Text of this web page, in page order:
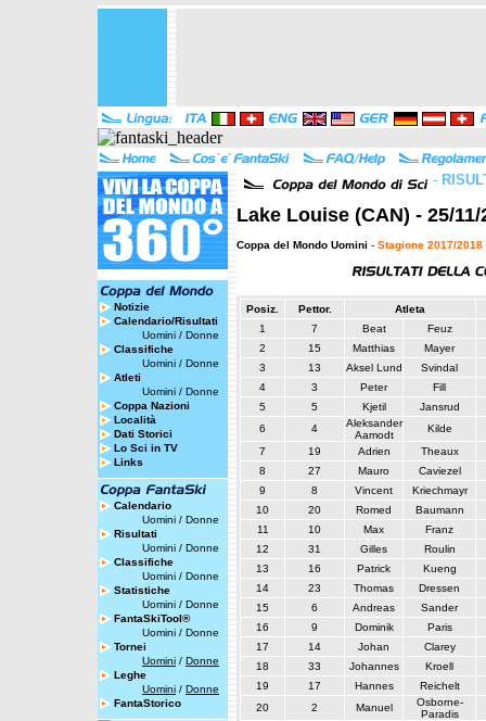
Notizie
Calendario/Risultati
Uomini / Donne
Classifiche
Uomini / Donne
Atleti
Uomini / Donne
Coppa Nazioni
Località
Dati Storici
Lo Sci in TV
Links
Calendario
Uomini / Donne
Risultati
Uomini / Donne
Classifiche
Uomini / Donne
Statistiche
Uomini / Donne
FantaSkiTool®
Uomini / Donne
Tornei
Uomini / Donne
Leghe
Uomini / Donne
FantaStorico
-
Lake Louise (CAN) - 25/
Coppa del Mondo Uomini - Stagione 2017/2018
Posiz. Pettor.
Atleta
1
7 Beat
Feuz
2
15 Matthias
Mayer
3
13 Aksel Lund
Svindal
4
3 Peter
Fill
5
5 Kjetil
Jansrud
6
4
Aleksander
Aamodt
Kilde
7
19 Adrien
Theaux
8
27 Mauro
Caviezel
9
8 Vincent
Kriechmayr
10
20 Romed
Baumann
11
10 Max
Franz
12
31 Gilles
Roulin
13
16 Patrick
Kueng
14
23 Thomas
Dressen
15
6 Andreas
Sander
16
9 Dominik
Paris
17
14 Johan
Clarey
18
33 Johannes
Kroell
19
17 Hannes
Reichelt
20
2 Manuel
Osborne-
Paradis